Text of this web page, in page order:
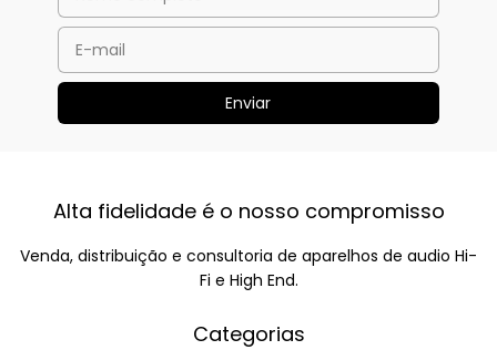
Alta fidelidade é o nosso compromisso
Venda, distribuição e consultoria de aparelhos de audio Hi-
Fi e High End.
Categorias